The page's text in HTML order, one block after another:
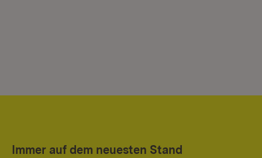
Immer auf dem neuesten Stand